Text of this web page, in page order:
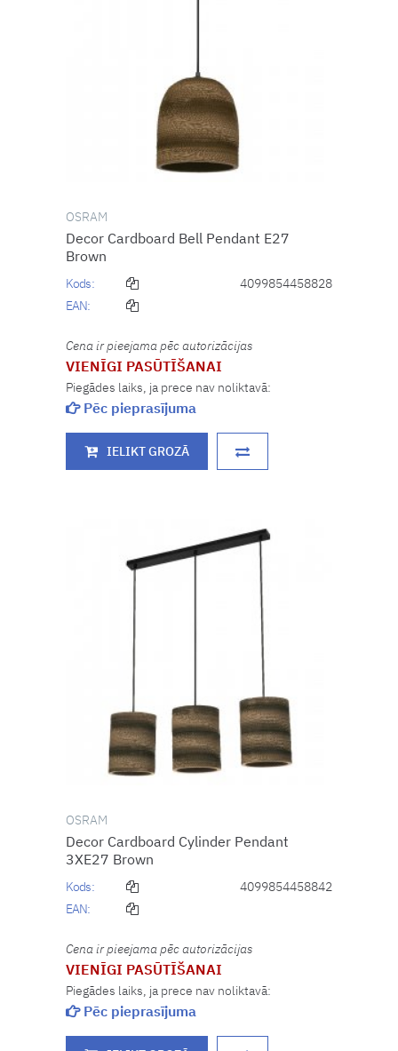
OSRAM
Decor Cardboard Bell Pendant E27
Brown
Kods:
4099854458828
EAN:
Cena ir pieejama pēc autorizācijas
VIENĪGI PASŪTĪŠANAI
Piegādes laiks, ja prece nav noliktavā:
Pēc pieprasījuma
IELIKT GROZĀ
OSRAM
Decor Cardboard Cylinder Pendant
3XE27 Brown
Kods:
4099854458842
EAN:
Cena ir pieejama pēc autorizācijas
VIENĪGI PASŪTĪŠANAI
Piegādes laiks, ja prece nav noliktavā:
Pēc pieprasījuma